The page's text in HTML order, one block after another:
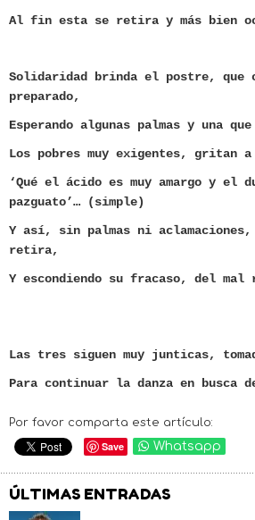
Al fin esta se retira y más bien
Solidaridad brinda el postre, que
preparado,
Esperando algunas palmas y una
Los pobres muy exigentes, gritan a
‘Qué el ácido es muy amargo y el
pazguato’… (simple)
Y así, sin palmas ni
retira,
Y escondiendo su fracaso, del
Las tres siguen muy junticas,
Para continuar la danza en busca
Por favor comparta este artículo:
Save Whatsapp
ÚLTIMAS ENTRADAS